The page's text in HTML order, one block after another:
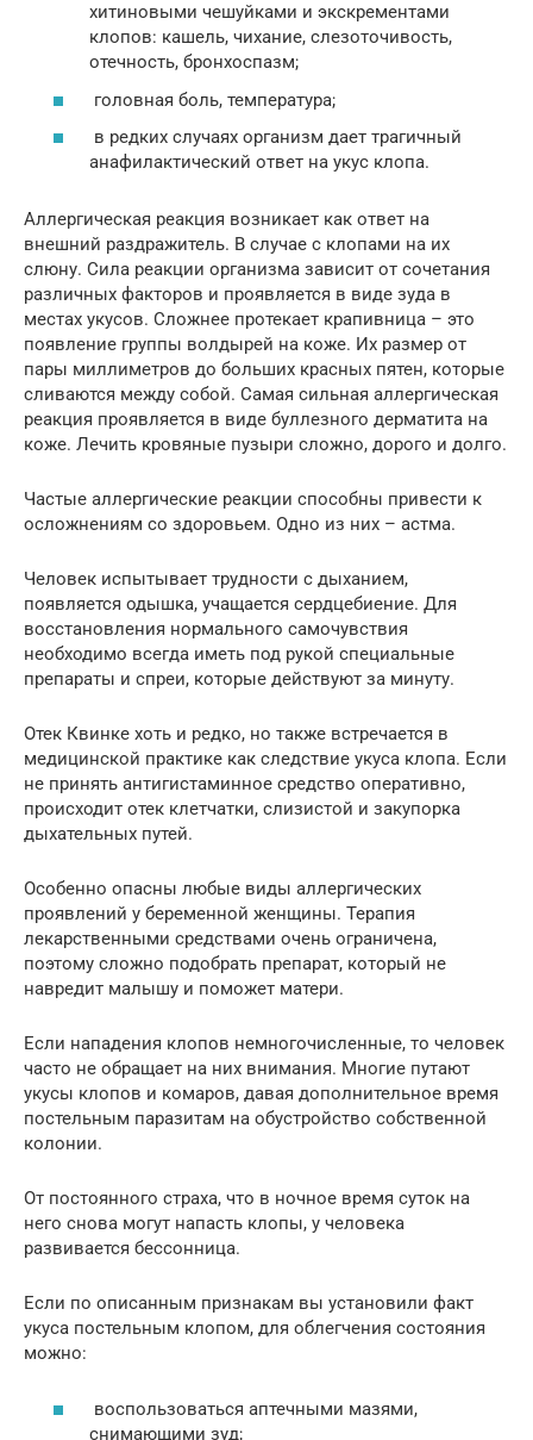
хитиновыми чешуйками и экскрементами
клопов: кашель, чихание, слезоточивость,
отечность, бронхоспазм;
головная боль, температура;
в редких случаях организм дает трагичный
анафилактический ответ на укус клопа.
Аллергическая реакция возникает как ответ на
внешний раздражитель. В случае с клопами на их
слюну. Сила реакции организма зависит от сочетания
различных факторов и проявляется в виде зуда в
местах укусов. Сложнее протекает крапивница – это
появление группы волдырей на коже. Их размер от
пары миллиметров до больших красных пятен, которые
сливаются между собой. Самая сильная аллергическая
реакция проявляется в виде буллезного дерматита на
коже. Лечить кровяные пузыри сложно, дорого и долго.
Частые аллергические реакции способны привести к
осложнениям со здоровьем. Одно из них – астма.
Человек испытывает трудности с дыханием,
появляется одышка, учащается сердцебиение. Для
восстановления нормального самочувствия
необходимо всегда иметь под рукой специальные
препараты и спреи, которые действуют за минуту.
Отек Квинке хоть и редко, но также встречается в
медицинской практике как следствие укуса клопа. Если
не принять антигистаминное средство оперативно,
происходит отек клетчатки, слизистой и закупорка
дыхательных путей.
Особенно опасны любые виды аллергических
проявлений у беременной женщины. Терапия
лекарственными средствами очень ограничена,
поэтому сложно подобрать препарат, который не
навредит малышу и поможет матери.
Если нападения клопов немногочисленные, то человек
часто не обращает на них внимания. Многие путают
укусы клопов и комаров, давая дополнительное время
постельным паразитам на обустройство собственной
колонии.
От постоянного страха, что в ночное время суток на
него снова могут напасть клопы, у человека
развивается бессонница.
Если по описанным признакам вы установили факт
укуса постельным клопом, для облегчения состояния
можно:
воспользоваться аптечными мазями,
снимающими зуд;